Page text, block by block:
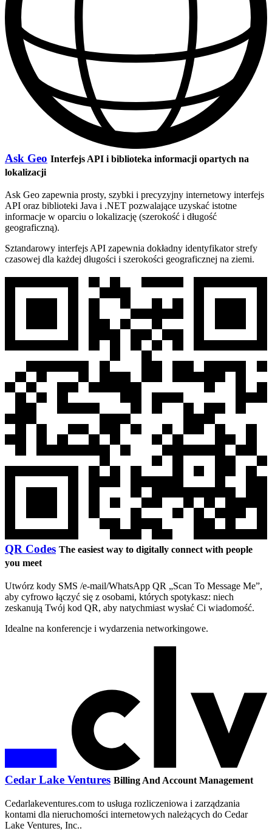
Ask Geo Interfejs API i biblioteka informacji opartych na
lokalizacji
Ask Geo zapewnia prosty, szybki i precyzyjny internetowy interfejs
API oraz biblioteki Java i .NET pozwalające uzyskać istotne
informacje w oparciu o lokalizację (szerokość i długość
geograficzną).
Sztandarowy interfejs API zapewnia dokładny identyfikator strefy
czasowej dla każdej długości i szerokości geograficznej na ziemi.
QR Codes The easiest way to digitally connect with people
you meet
Utwórz kody SMS /e-mail/WhatsApp QR „Scan To Message Me”,
aby cyfrowo łączyć się z osobami, których spotykasz: niech
zeskanują Twój kod QR, aby natychmiast wysłać Ci wiadomość.
Idealne na konferencje i wydarzenia networkingowe.
Cedar Lake Ventures Billing And Account Management
Cedarlakeventures.com to usługa rozliczeniowa i zarządzania
kontami dla nieruchomości internetowych należących do Cedar
Lake Ventures, Inc..